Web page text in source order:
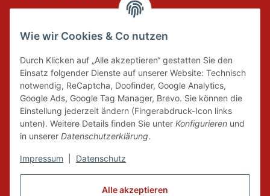
Alle akzeptieren
Wie wir Cookies & Co nutzen
Durch Klicken auf „Alle akzeptieren“ gestatten Sie den
Einsatz folgender Dienste auf unserer Website: Technisch
notwendig, ReCaptcha, Doofinder, Google Analytics,
Google Ads, Google Tag Manager, Brevo. Sie können die
Einstellung jederzeit ändern (Fingerabdruck-Icon links
unten). Weitere Details finden Sie unter Konfigurieren und
in unserer Datenschutzerklärung.
Impressum Datenschutz
Wir tragen Verantwortung und erfüllen unsere
Pflichten zur Systembeteiligung nach dem
Verpackungsgesetz.
FAIRCOMMERCE
Wir sind seit 04.12.2015 Mitglied der Initiative